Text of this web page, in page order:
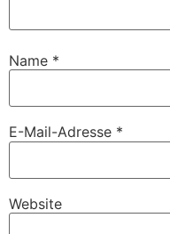
Name *
E-Mail-Adresse *
Website